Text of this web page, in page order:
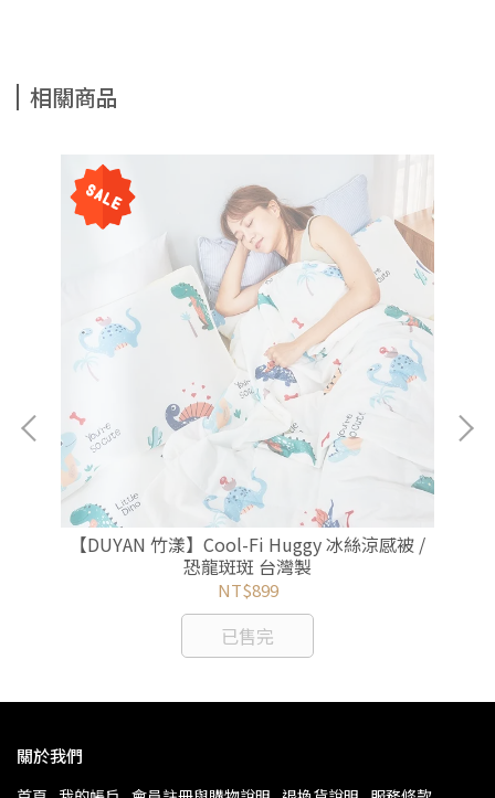
相關商品
【DUYAN 竹漾】Cool-Fi Huggy 冰絲涼感被 /
恐龍斑斑 台灣製
NT$899
已售完
關於我們